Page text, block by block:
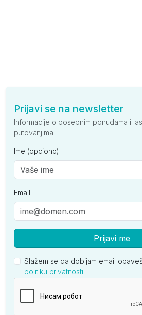
Prijavi se na newsletter
Informacije o posebnim ponudama i
putovanjima.
Ime (opciono)
Email
Prijavi me
Slažem se da dobijam email
politiku privatnosti.